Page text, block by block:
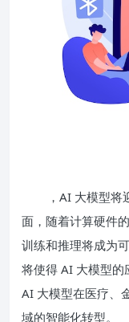
，AI 大模型
面，随着计算硬件
训练和推理将成为
将使得 AI 大模型的
AI 大模型在医疗、
域的智能化转型。